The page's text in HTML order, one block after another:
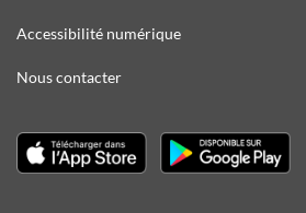
Accessibilité numérique
Nous contacter